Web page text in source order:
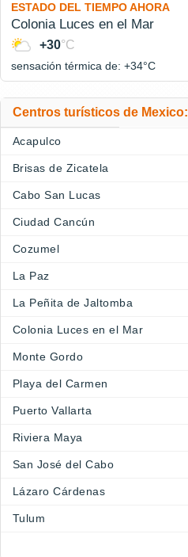
ESTADO DEL TIEMPO AHORA
Colonia Luces en el Mar
+30°C
sensación térmica de: +34°C
Centros turísticos de Mexico:
Acapulco
Brisas de Zicatela
Cabo San Lucas
Ciudad Cancún
Cozumel
La Paz
La Peñita de Jaltomba
Colonia Luces en el Mar
Monte Gordo
Playa del Carmen
Puerto Vallarta
Riviera Maya
San José del Cabo
Lázaro Cárdenas
Tulum